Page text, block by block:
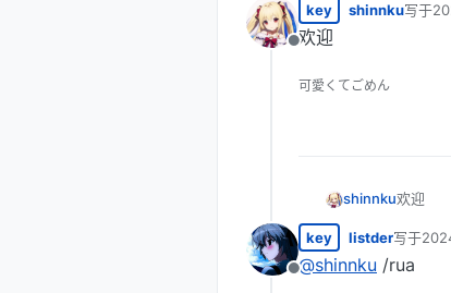
离线
key shinnku写于
最后由
欢迎
可愛くてごめん
shinnku欢迎
离线
key listder写于
最后由
@shinnku /rua